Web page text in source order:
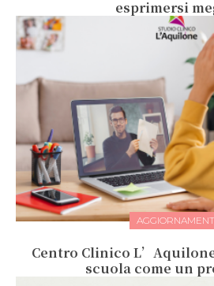
esprimersi
Centro Clinico
scuola come un